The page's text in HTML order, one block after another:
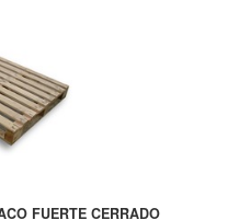
FUERTE CERRADO